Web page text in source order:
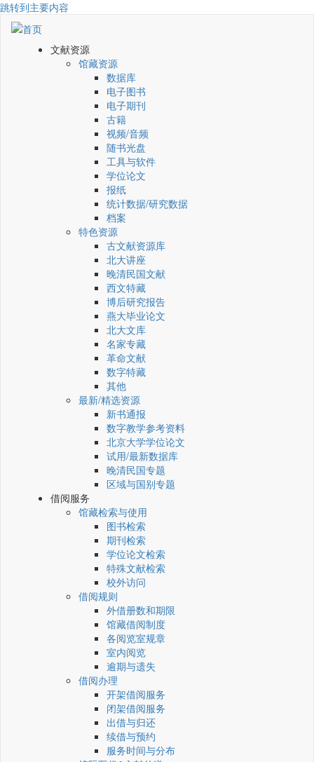
跳转到主要内容
文献资源
馆藏资源
数据库
电子图书
电子期刊
古籍
视频/音频
随书光盘
工具与软件
学位论文
报纸
统计数据/研究数据
档案
特色资源
古文献资源库
北大讲座
晚清民国文献
西文特藏
博后研究报告
燕大毕业论文
北大文库
名家专藏
革命文献
数字特藏
其他
最新/精选资源
新书通报
数字教学参考资料
北京大学学位论文
试用/最新数据库
晚清民国专题
区域与国别专题
借阅服务
馆藏检索与使用
图书检索
期刊检索
学位论文检索
特殊文献检索
校外访问
借阅规则
外借册数和期限
馆藏借阅制度
各阅览室规章
室内阅览
逾期与遗失
借阅办理
开架借阅服务
闭架借阅服务
出借与归还
续借与预约
服务时间与分布